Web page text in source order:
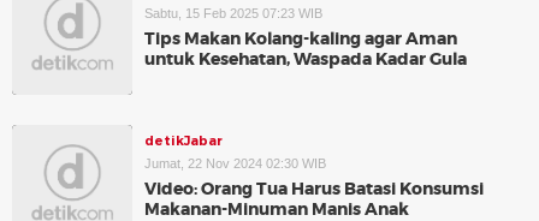
Sabtu, 15 Feb 2025 07:23 WIB
Tips Makan Kolang-kaling agar Aman
untuk Kesehatan, Waspada Kadar Gula
detikJabar
Jumat, 22 Nov 2024 02:30 WIB
Video: Orang Tua Harus Batasi Konsumsi
Makanan-Minuman Manis Anak